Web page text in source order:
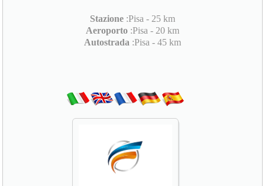
Stazione :Pisa - 25 km
Aeroporto :Pisa - 20 km
Autostrada :Pisa - 45 km